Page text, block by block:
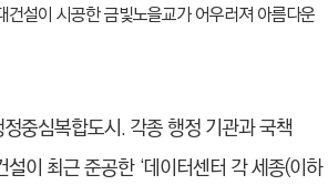
설이 시공한 금빛노을교가 어우러져 아름다운
중심복합도시. 각종 행정 기관과 국책
이 최근 준공한 ‘데이터센터 각 세종(이하